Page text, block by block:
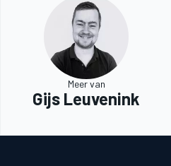
Meer van
Gijs Leuvenink